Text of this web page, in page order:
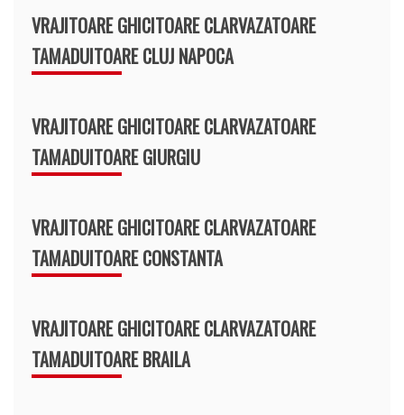
VRAJITOARE GHICITOARE CLARVAZATOARE
TAMADUITOARE CLUJ NAPOCA
VRAJITOARE GHICITOARE CLARVAZATOARE
TAMADUITOARE GIURGIU
VRAJITOARE GHICITOARE CLARVAZATOARE
TAMADUITOARE CONSTANTA
VRAJITOARE GHICITOARE CLARVAZATOARE
TAMADUITOARE BRAILA